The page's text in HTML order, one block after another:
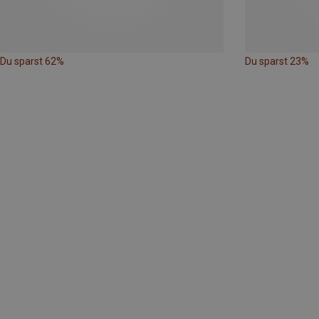
Du sparst 62% Du sparst 23%